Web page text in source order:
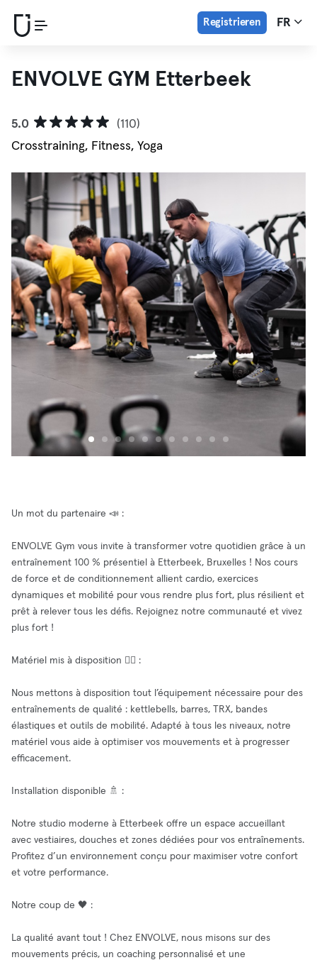
Registrieren FR
ENVOLVE GYM Etterbeek
5.0
(110)
Crosstraining, Fitness, Yoga
Un mot du partenaire 📣 :
ENVOLVE Gym vous invite à transformer votre quotidien grâce à un
entraînement 100 % présentiel à Etterbeek, Bruxelles ! Nos cours
de force et de conditionnement allient cardio, exercices
dynamiques et mobilité pour vous rendre plus fort, plus résilient et
prêt à relever tous les défis. Rejoignez notre communauté et vivez
plus fort !
Matériel mis à disposition 🧘‍♂️ :
Nous mettons à disposition tout l’équipement nécessaire pour des
entraînements de qualité : kettlebells, barres, TRX, bandes
élastiques et outils de mobilité. Adapté à tous les niveaux, notre
matériel vous aide à optimiser vos mouvements et à progresser
efficacement.
Installation disponible 🚿 :
Notre studio moderne à Etterbeek offre un espace accueillant
avec vestiaires, douches et zones dédiées pour vos entraînements.
Profitez d’un environnement conçu pour maximiser votre confort
et votre performance.
Notre coup de 🖤 :
La qualité avant tout ! Chez ENVOLVE, nous misons sur des
mouvements précis, un coaching personnalisé et une